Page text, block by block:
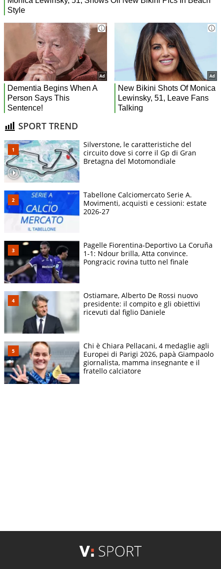
SPORT TREND
Silverstone, le caratteristiche del
circuito dove si corre il Gp di Gran
Bretagna del Motomondiale
Tabellone Calciomercato Serie A.
Movimenti, acquisti e cessioni: estate
2026-27
Pagelle Fiorentina-Deportivo La Coruña
1-1: Ndour brilla, Atta convince.
Pongracic rovina tutto nel finale
Ostiamare, Alberto De Rossi nuovo
presidente: il compito e gli obiettivi
ricevuti dal figlio Daniele
Chi è Chiara Pellacani, 4 medaglie agli
Europei di Parigi 2026, papà Giampaolo
giornalista, mamma insegnante e il
fratello calciatore